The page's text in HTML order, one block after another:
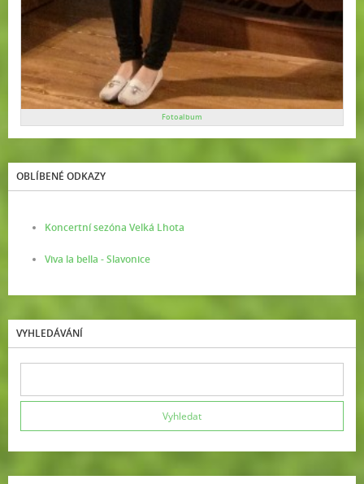
Fotoalbum
OBLÍBENÉ ODKAZY
Koncertní sezóna Velká Lhota
Viva la bella - Slavonice
VYHLEDÁVÁNÍ